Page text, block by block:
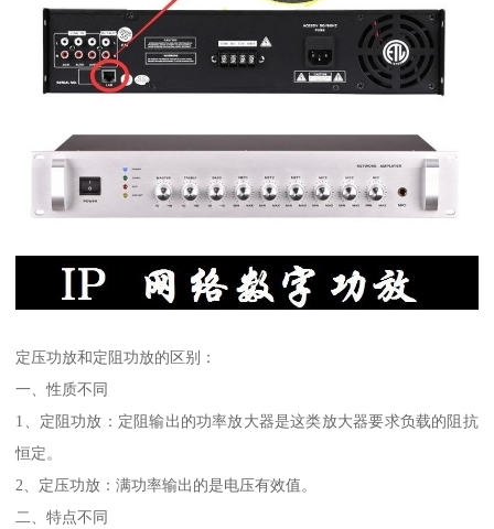
定压功放和定阻功放的区别：
一、性质不同
1、定阻功放：定阻输出的功率放大器是这类放大器要求负载的阻抗
恒定。
2、定压功放：满功率输出的是电压有效值。
二、特点不同